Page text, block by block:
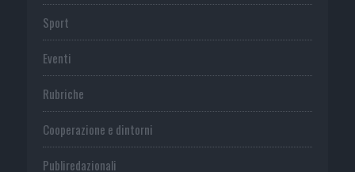
Sport
Eventi
Rubriche
Cooperazione e dintorni
Publiredazionali